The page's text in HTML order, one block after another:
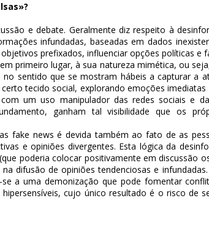
e debate. Geralmente diz respeito à
infundadas, baseadas em dados
prefixados, influenciar opções políticas e
primeiro lugar, à sua natureza mimética, ou
sentido que se mostram hábeis a capturar a
tecido social, explorando emoções
um uso manipulador das redes sociais e
ganham tal visibilidade que os
fake news é devida também ao fato de as
e opiniões divergentes. Esta lógica da
poderia colocar positivamente em discussão
difusão de opiniões tendenciosas e
a uma demonização que pode fomentar
cujo único resultado é o risco de